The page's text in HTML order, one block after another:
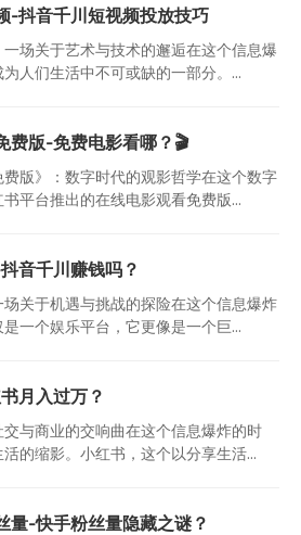
-抖音千川短视频投放技巧
场关于艺术与技术的邂逅在这个信息爆
人们生活中不可或缺的一部分。...
费版-免费电影看哪？🎬
费版》：数字时代的观影哲学在这个数字
平台推出的在线电影观看免费版...
音千川赚钱吗？
关于机遇与挑战的探险在这个信息爆炸
一个娱乐平台，它更像是一个巨...
月入过万？
与商业的交响曲在这个信息爆炸的时
的缩影。小红书，这个以分享生活...
量-快手粉丝量隐藏之谜？